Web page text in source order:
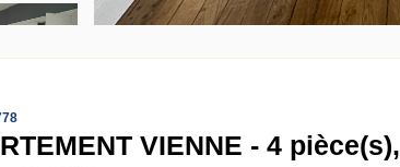
VIENNE - 4 pièce(s),